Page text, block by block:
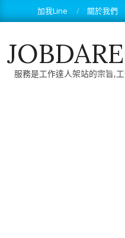
to
加我Line 關於我們
服務是工作達人架站的宗旨,